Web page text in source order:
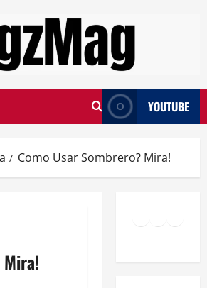
YOUTUBE
Como Usar Sombrero? Mira!